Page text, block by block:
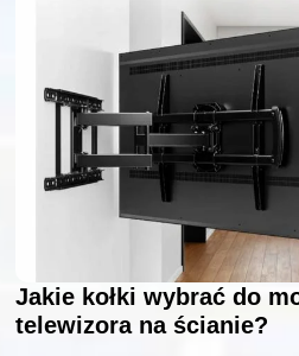
Jakie kołki wybrać do
telewizora na ścianie?